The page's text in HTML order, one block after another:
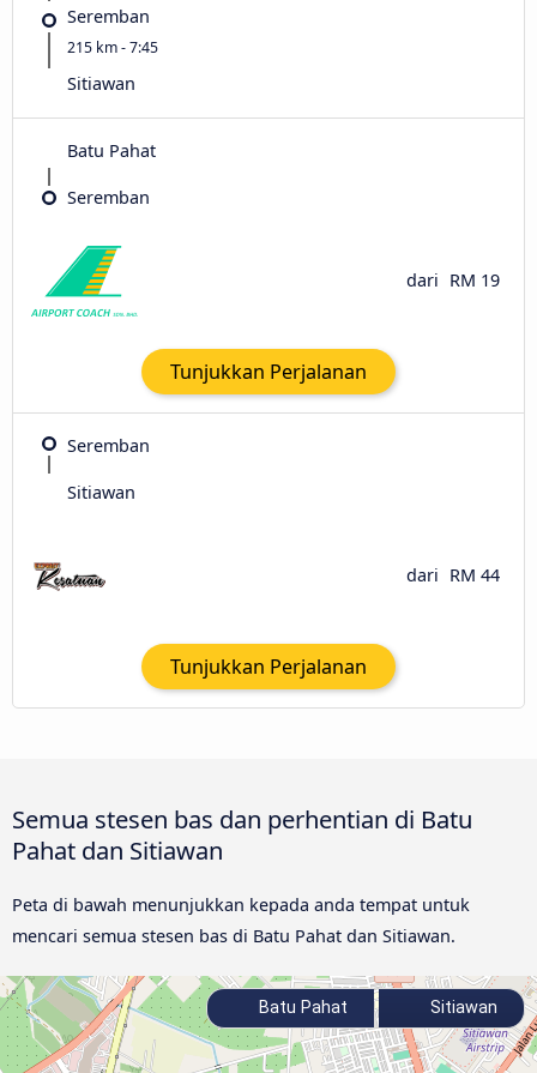
Seremban
215 km - 7:45
Sitiawan
Batu Pahat
Seremban
dari RM 19
Tunjukkan Perjalanan
Seremban
Sitiawan
dari RM 44
Tunjukkan Perjalanan
Semua stesen bas dan perhentian di Batu
Pahat dan Sitiawan
Peta di bawah menunjukkan kepada anda tempat untuk
mencari semua stesen bas di Batu Pahat dan Sitiawan.
Batu Pahat Sitiawan